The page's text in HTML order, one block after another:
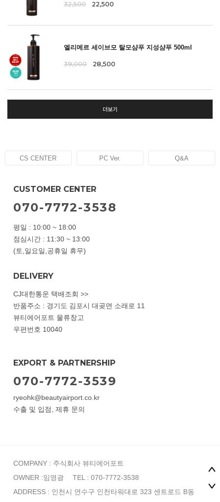
32,500 22,500
엘리메르 세이브모 탈모샴푸 지성샴푸 500ml
39,000 28,500
더보기
CS CENTER PC Ver. Q&A
CUSTOMER CENTER
070-7772-3538
평일 : 10:00 ~ 18:00
점심시간 : 11:30 ~ 13:00
(토,일요일,공휴일 휴무)
DELIVERY
CJ대한통운 택배조회 >>
반품주소 : 경기도 김포시 대곶면 소래로 11
뷰티에어포트 물류창고
우편번호 10040
EXPORT & PARTNERSHIP
070-7772-3539
ryeohk@beautyairport.co.kr
수출 및 입점, 제휴 문의
COMPANY : 주식회사 뷰티에어포트
OWNER :임영광
TEL : 070-7772-3538
ADDRESS : 인천시 연수구 인천타워대로 323 센트로드 B동